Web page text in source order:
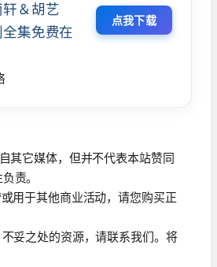
＆胡艺
集免费在
点我下载
其它媒体，但并不代表本站赞同
责。
用于其他商业活动，请您购买正
妥之处的资源，请联系我们。将